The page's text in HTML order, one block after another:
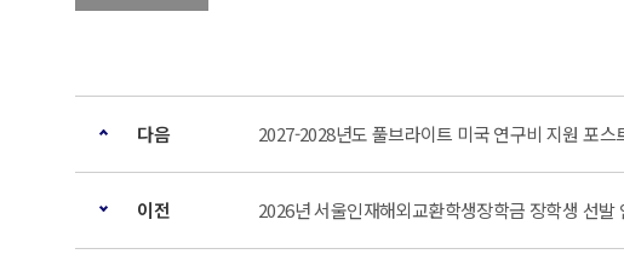
다음 2027-2028년도 풀브라이트 미국 연구비 지원 포
이전 2026년 서울인재해외교환학생장학금 장학생 선발